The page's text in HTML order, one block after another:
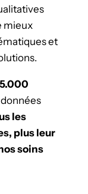
mieux
et
les
plus leur
soins